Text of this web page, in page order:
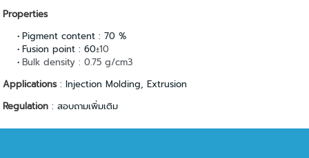
Properties
Pigment content : 70 %
Fusion point : 60±10
Bulk density : 0.75 g/cm3
Applications: Injection Molding, Extrusion
Regulation : สอบถามเพิ่มเติม